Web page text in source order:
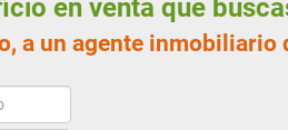
en venta que
a un agente inmobiliario